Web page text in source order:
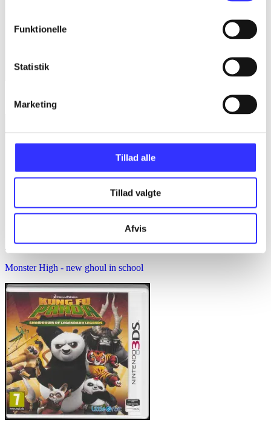
Funktionelle
Statistik
Marketing
Tillad alle
Tillad valgte
Afvis
Lego Marvel Avengers
Monster High - new ghoul in school